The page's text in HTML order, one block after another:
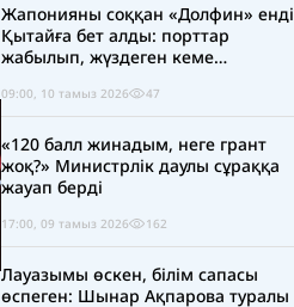
Жапонияны соққан «Долфин» енді
Қытайға бет алды: порттар
жабылып, жүздеген кеме
09:00, 10 тамыз 2026 47
«120 балл жинадым, неге грант
жоқ?» Министрлік даулы сұраққа
жауап берді
17:00, 09 тамыз 2026 162
Лауазымы өскен, білім сапасы
өспеген: Шынар Ақпарова туралы